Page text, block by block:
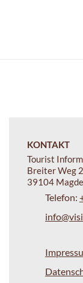
KONTAKT
Tourist
Breiter Weg
39104
Telefon: